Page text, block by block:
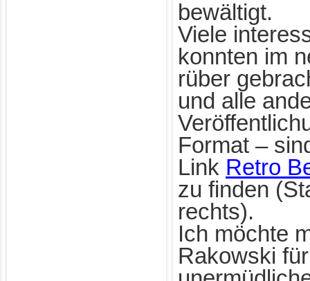
bewältigt.
Viele
konnten im
rüber
und alle
Format –
Link Retro
zu finden
rechts).
Ich möchte
Rakowski